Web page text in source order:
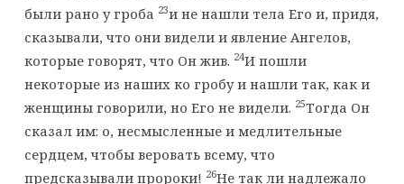
были рано у гроба 23и не нашли тела Его и, придя,
сказывали, что они видели и явление Ангелов,
которые говорят, что Он жив. 24И пошли
некоторые из наших ко гробу и нашли так, как и
женщины говорили, но Его не видели. 25Тогда Он
сказал им: о, несмысленные и медлительные
сердцем, чтобы веровать всему, что
предсказывали пророки! 26Не так ли надлежало